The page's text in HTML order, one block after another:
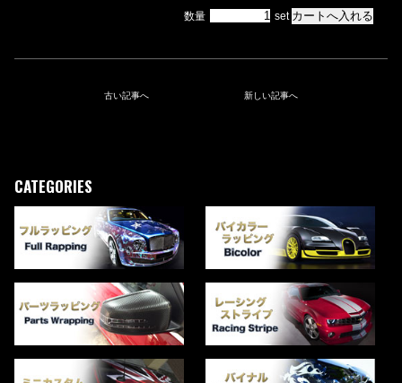
数量 set
古い記事へ 新しい記事へ
CATEGORIES